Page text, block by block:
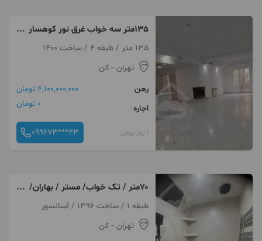
135متر سه خواب غرق نور کوهسار
خسروی
135 متر / طبقه 4 / ساخت 1400
تهران - کن
رهن
4,100,000,000 تومان
اجاره
0 تومان
1 روز پیش 099673***43
۷۰متر / تک خواب/ مستر / بهاران/
فوری
طبقه 1 / ساخت 1396 / آسانسور
تهران - کن